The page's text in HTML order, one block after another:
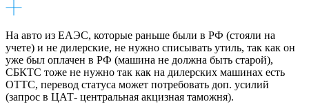
На авто из ЕАЭС, которые раньше были в РФ (стояли на
учете) и не дилерские, не нужно списывать утиль, так как он
уже был оплачен в РФ (машина не должна быть старой),
СБКТС тоже не нужно так как на дилерских машинах есть
ОТТС, перевод статуса может потребовать доп. усилий
(запрос в ЦАТ- центральная акцизная таможня).